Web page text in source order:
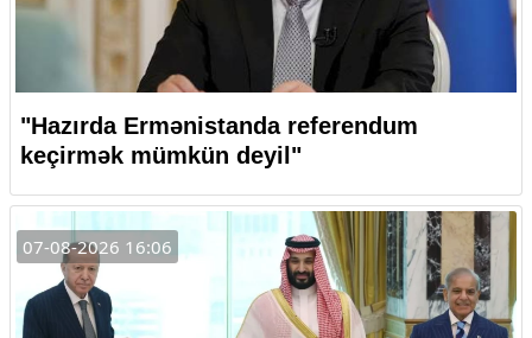
"Hazırda Ermənistanda referendum
keçirmək mümkün deyil"
07-08-2026 16:06